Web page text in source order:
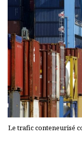
Le trafic conteneurisé